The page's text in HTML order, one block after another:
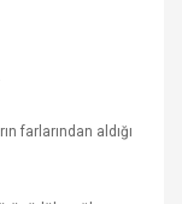
farlarından aldığı